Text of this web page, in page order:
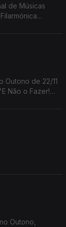
de Músicas
Outono de 22/11
Outono,